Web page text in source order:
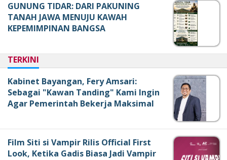
GUNUNG TIDAR: DARI PAKUNING
TANAH JAWA MENUJU KAWAH
KEPEMIMPINAN BANGSA
TERKINI
Kabinet Bayangan, Fery Amsari:
Sebagai "Kawan Tanding" Kami Ingin
Agar Pemerintah Bekerja Maksimal
Film Siti si Vampir Rilis Official First
Look, Ketika Gadis Biasa Jadi Vampir